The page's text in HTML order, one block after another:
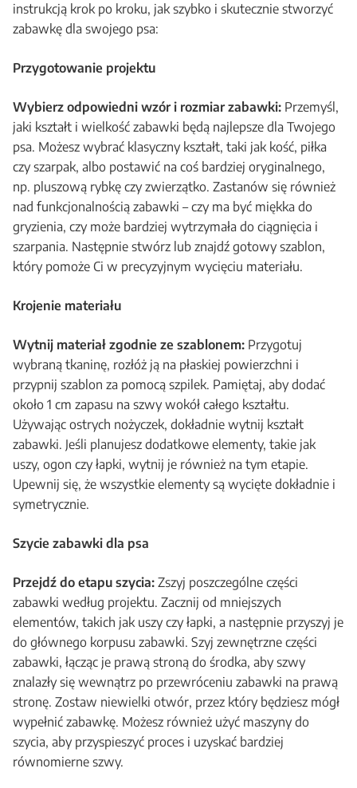
instrukcją krok po kroku, jak szybko i skutecznie stworzyć
zabawkę dla swojego psa:
Przygotowanie projektu
Wybierz odpowiedni wzór i rozmiar zabawki: Przemyśl,
jaki kształt i wielkość zabawki będą najlepsze dla Twojego
psa. Możesz wybrać klasyczny kształt, taki jak kość, piłka
czy szarpak, albo postawić na coś bardziej oryginalnego,
np. pluszową rybkę czy zwierzątko. Zastanów się również
nad funkcjonalnością zabawki – czy ma być miękka do
gryzienia, czy może bardziej wytrzymała do ciągnięcia i
szarpania. Następnie stwórz lub znajdź gotowy szablon,
który pomoże Ci w precyzyjnym wycięciu materiału.
Krojenie materiału
Wytnij materiał zgodnie ze szablonem: Przygotuj
wybraną tkaninę, rozłóż ją na płaskiej powierzchni i
przypnij szablon za pomocą szpilek. Pamiętaj, aby dodać
około 1 cm zapasu na szwy wokół całego kształtu.
Używając ostrych nożyczek, dokładnie wytnij kształt
zabawki. Jeśli planujesz dodatkowe elementy, takie jak
uszy, ogon czy łapki, wytnij je również na tym etapie.
Upewnij się, że wszystkie elementy są wycięte dokładnie i
symetrycznie.
Szycie zabawki dla psa
Przejdź do etapu szycia: Zszyj poszczególne części
zabawki według projektu. Zacznij od mniejszych
elementów, takich jak uszy czy łapki, a następnie przyszyj je
do głównego korpusu zabawki. Szyj zewnętrzne części
zabawki, łącząc je prawą stroną do środka, aby szwy
znalazły się wewnątrz po przewróceniu zabawki na prawą
stronę. Zostaw niewielki otwór, przez który będziesz mógł
wypełnić zabawkę. Możesz również użyć maszyny do
szycia, aby przyspieszyć proces i uzyskać bardziej
równomierne szwy.